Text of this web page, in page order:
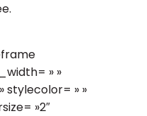
» »
stylecolor= » »
»2″